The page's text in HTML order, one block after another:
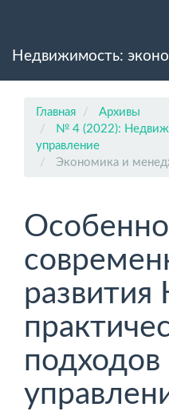
Основное
панель
Недвижимость:
Главная
Архивы
№ 4 (2022):
управление
Экономика и
развития
подходов